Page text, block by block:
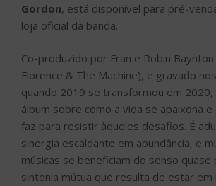
Gordon, está disponível para pré-
loja oficial da banda.
Co-produzido por Fran e Robin Baynton
Florence & The Machine), e gravado
quando 2019 se transformou em 2020,
álbum sobre como a vida se apaixona
faz para resistir àqueles desafios. É
sinergia escaldante em abundância, e
músicas se beneficiam do senso quase
sintonia mútua que resulta de estar em